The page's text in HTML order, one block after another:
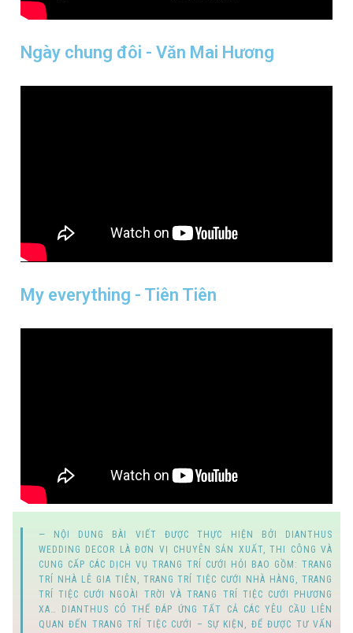
Ngày chung đôi - Văn Mai Hương
My everything - Tiên Tiên
NỘI DUNG BÀI VIẾT ĐƯỢC THỰC HIỆN BỞI DIANTHUS
WEDDING DECOR LÀ ĐƠN VỊ CHUYÊN SẢN XUẤT, THI CÔNG VÀ
CUNG CẤP CÁC DỊCH VỤ TRANG TRÍ CƯỚI HỎI BAO GỒM:TRANG
TRÍ NHÀ LỄ GIA TIÊN
TRANG TRÍ TIỆC CƯỚI NHÀ HÀNG ,TRANG
TRÍ TIỆC CƯỚI NGOÀI TRỜI VÀTRANG TRÍ TIỆC CƯỚI PHƯƠNG
XA … DIANTHUS CÓ THỂ ĐÁP ỨNG TẤT CẢ CÁC YÊU CẦU LIÊN
QUAN ĐẾN TRANG TRÍ TIỆC CƯỚI – SỰ KIỆN , ĐỂ ĐƯỢC TƯ VẤN